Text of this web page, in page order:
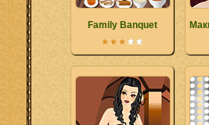
Family Banquet